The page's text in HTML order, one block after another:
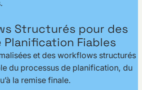
Structurés pour des
Fiables
et des workflows structurés
du processus de planification, du
la remise finale.